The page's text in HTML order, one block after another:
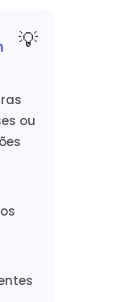
ou